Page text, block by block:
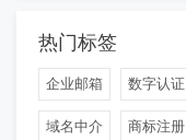
热门标签
企业邮箱 数字认证
域名中介 商标注册